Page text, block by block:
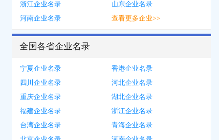
浙江企业名录
山东企业名录
河南企业名录
查看更多企业>>
全国各省企业名录
宁夏企业名录
香港企业名录
四川企业名录
河北企业名录
重庆企业名录
湖北企业名录
福建企业名录
浙江企业名录
台湾企业名录
青海企业名录